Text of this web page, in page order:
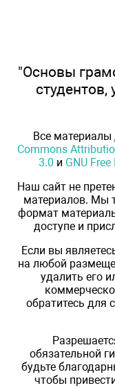
"Основы
студентов,
Все материалы
Commons
3.0 и GNU
Наш сайт не
материалов. Мы
формат
доступе и
Если вы
на любой
удалить его
обратитесь для
обязательной
будьте
чтобы